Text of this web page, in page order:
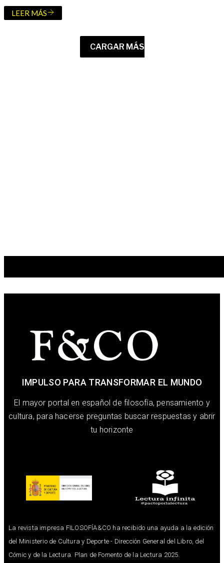
LEER MÁS
CARGAR MÁS
IMPULSO PARA TRANSFORMAR EL MUNDO
El mayor portal en español de filosofía, pensamiento y
cultura, para hacerse preguntas buscar respuestas y abrir
tu horizonte
La revista impresa FILOSOFÍA&CO ha recibido una ayuda a la edición
del Ministerio de Cultura y Deporte - Dirección General del Libro, del
Cómic y de la Lectura. Plan de Fomento de la Lectura 2025.